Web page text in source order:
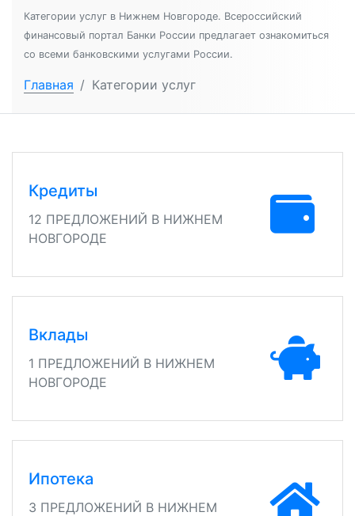
Категории услуг в Нижнем Новгороде. Всероссийский
финансовый портал Банки России предлагает ознакомиться
со всеми банковскими услугами России.
Главная / Категории услуг
Кредиты
12 ПРЕДЛОЖЕНИЙ В НИЖНЕМ
НОВГОРОДЕ
Вклады
1 ПРЕДЛОЖЕНИЙ В НИЖНЕМ
НОВГОРОДЕ
Ипотека
3 ПРЕДЛОЖЕНИЙ В НИЖНЕМ